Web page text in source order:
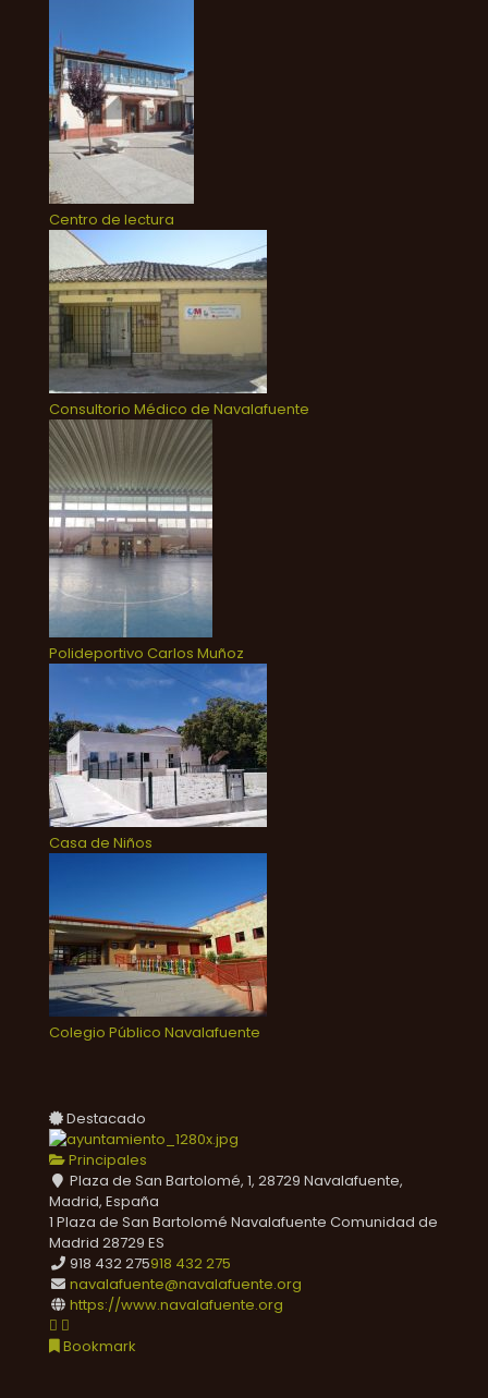
Centro de lectura
Consultorio Médico de Navalafuente
Polideportivo Carlos Muñoz
Casa de Niños
Colegio Público Navalafuente
Destacado
Principales
Plaza de San Bartolomé, 1, 28729 Navalafuente,
Madrid, España
1 Plaza de San Bartolomé Navalafuente Comunidad de
Madrid 28729 ES
918 432 275918 432 275
navalafuente@navalafuente.org
https://www.navalafuente.org
Bookmark